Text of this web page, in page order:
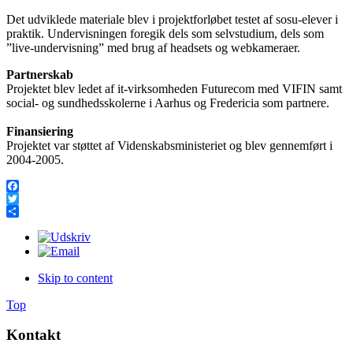
Det udviklede materiale blev i projektforløbet testet af sosu-elever i
praktik. Undervisningen foregik dels som selvstudium, dels som
”live-undervisning” med brug af headsets og webkameraer.
Partnerskab
Projektet blev ledet af it-virksomheden Futurecom med VIFIN samt
social- og sundhedsskolerne i Aarhus og Fredericia som partnere.
Finansiering
Projektet var støttet af Videnskabsministeriet og blev gennemført i
2004-2005.
Facebook
Twitter
Skip to content
Top
Kontakt